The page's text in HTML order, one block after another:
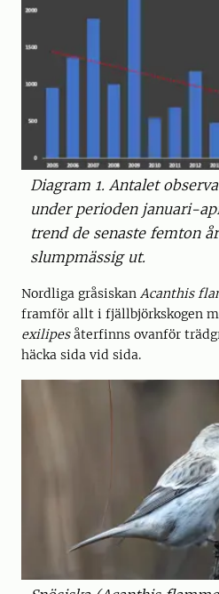
Diagram 1. Antalet
under perioden januari-
trend de senaste femton
slumpmässig ut.
Nordliga gråsiskan Acanthis
framför allt i fjällbjörkskogen
exilipesåterfinns ovanför
häcka sida vid sida.